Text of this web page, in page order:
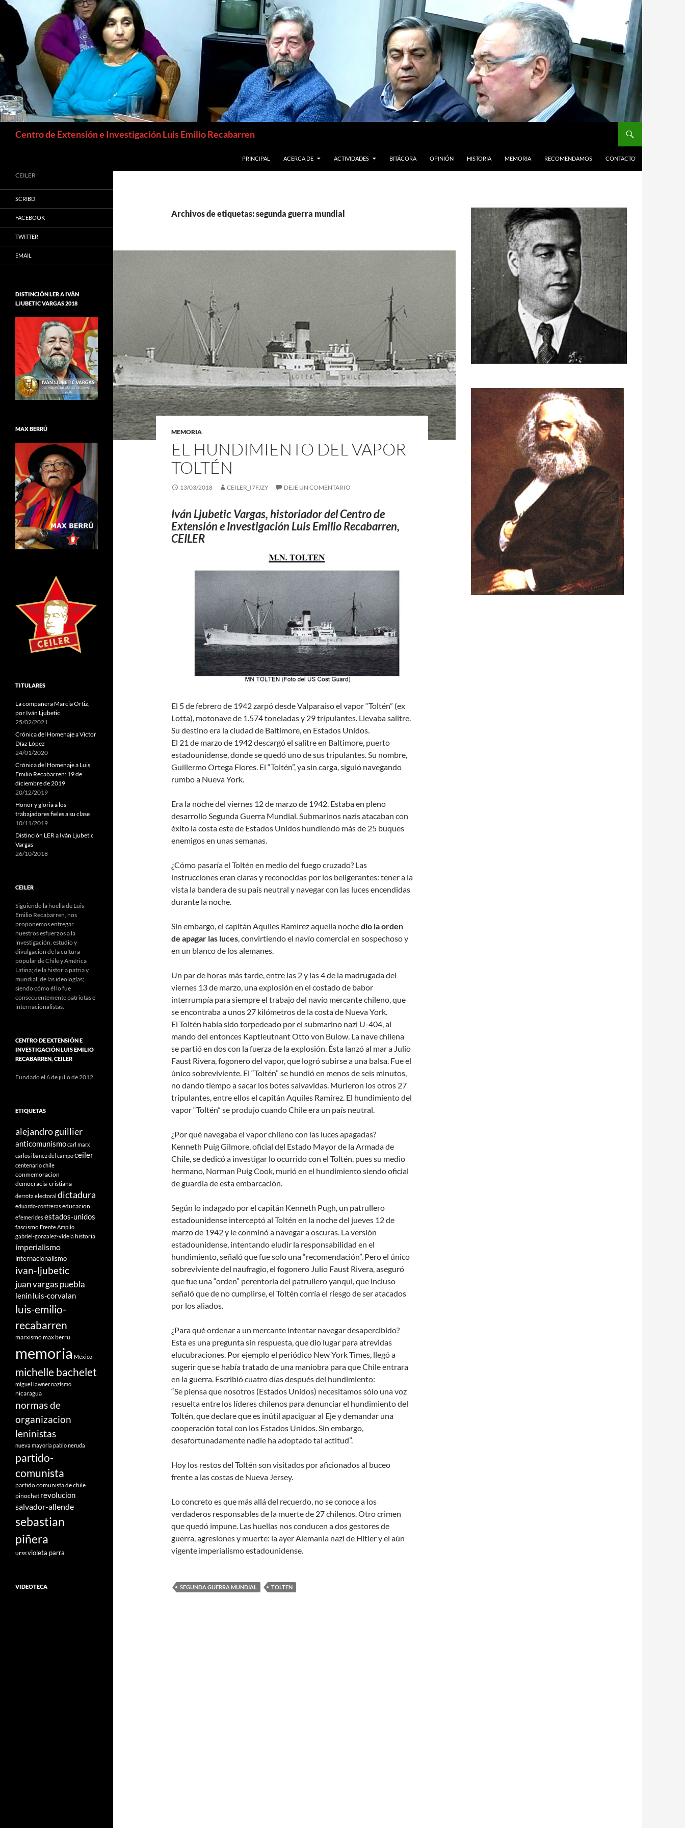
Centro de Extensión e Investigación Luis Emilio Recabarren
PRINCIPAL
ACERCA DE ACTIVIDADES BITÁCORA OPINIÓN HISTORIA MEMORIA RECOMENDAMOS CONTACTO
Archivos de etiquetas: segunda guerra mundial
MEMORIA
EL HUNDIMIENTO DEL VAPOR
TOLTÉN
13/03/2018 CEILER_I7FJZY DEJE UN COMENTARIO
Iván Ljubetic Vargas, historiador del Centro de
Extensión e Investigación Luis Emilio Recabarren,
CEILER
El 5 de febrero de 1942 zarpó desde Valparaíso el vapor “Toltén” (ex
Lotta), motonave de 1.574 toneladas y 29 tripulantes. Llevaba salitre.
Su destino era la ciudad de Baltimore, en Estados Unidos.
El 21 de marzo de 1942 descargó el salitre en Baltimore, puerto
estadounidense, donde se quedó uno de sus tripulantes. Su nombre,
Guillermo Ortega Flores. El “Toltén”, ya sin carga, siguió navegando
rumbo a Nueva York.
Era la noche del viernes 12 de marzo de 1942. Estaba en pleno
desarrollo Segunda Guerra Mundial. Submarinos nazis atacaban con
éxito la costa este de Estados Unidos hundiendo más de 25 buques
enemigos en unas semanas.
¿Cómo pasaría el Toltén en medio del fuego cruzado? Las
instrucciones eran claras y reconocidas por los beligerantes: tener a la
vista la bandera de su país neutral y navegar con las luces encendidas
durante la noche.
Sin embargo, el capitán Aquiles Ramírez aquella nochedio la orden
de apagar las luces, convirtiendo el navío comercial en sospechoso y
en un blanco de los alemanes.
Un par de horas más tarde, entre las 2 y las 4 de la madrugada del
viernes 13 de marzo, una explosión en el costado de babor
interrumpía para siempre el trabajo del navío mercante chileno, que
se encontraba a unos 27 kilómetros de la costa de Nueva York.
El Toltén había sido torpedeado por el submarino nazi U-404, al
mando del entonces Kaptleutnant Otto von Bulow. La nave chilena
se partió en dos con la fuerza de la explosión. Ésta lanzó al mar a Julio
Faust Rivera, fogonero del vapor, que logró subirse a una balsa. Fue el
único sobreviviente. El “Toltén” se hundió en menos de seis minutos,
no dando tiempo a sacar los botes salvavidas. Murieron los otros 27
tripulantes, entre ellos el capitán Aquiles Ramírez. El hundimiento del
vapor “Toltén” se produjo cuando Chile era un país neutral.
¿Por qué navegaba el vapor chileno con las luces apagadas?
Kenneth Puig Gilmore, oficial del Estado Mayor de la Armada de
Chile, se dedicó a investigar lo ocurrido con el Toltén, pues su medio
hermano, Norman Puig Cook, murió en el hundimiento siendo oficial
de guardia de esta embarcación.
Según lo indagado por el capitán Kenneth Pugh, un patrullero
estadounidense interceptó al Toltén en la noche del jueves 12 de
marzo de 1942 y le conminó a navegar a oscuras. La versión
estadounidense, intentando eludir la responsabilidad en el
hundimiento, señaló que fue solo una “recomendación”. Pero el único
sobreviviente del naufragio, el fogonero Julio Faust Rivera, aseguró
que fue una “orden” perentoria del patrullero yanqui, que incluso
señaló que de no cumplirse, el Toltén corría el riesgo de ser atacados
por los aliados.
¿Para qué ordenar a un mercante intentar navegar desapercibido?
Esta es una pregunta sin respuesta, que dio lugar para atrevidas
elucubraciones. Por ejemplo el periódico New York Times, llegó a
sugerir que se había tratado de una maniobra para que Chile entrara
en la guerra. Escribió cuatro días después del hundimiento:
“Se piensa que nosotros (Estados Unidos) necesitamos sólo una voz
resuelta entre los líderes chilenos para denunciar el hundimiento del
Toltén, que declare que es inútil apaciguar al Eje y demandar una
cooperación total con los Estados Unidos. Sin embargo,
desafortunadamente nadie ha adoptado tal actitud”.
Hoy los restos del Toltén son visitados por aficionados al buceo
frente a las costas de Nueva Jersey.
Lo concreto es que más allá del recuerdo, no se conoce a los
verdaderos responsables de la muerte de 27 chilenos. Otro crimen
que quedó impune. Las huellas nos conducen a dos gestores de
guerra, agresiones y muerte: la ayer Alemania nazi de Hitler y el aún
vigente imperialismo estadounidense.
SEGUNDA GUERRA MUNDIAL TOLTEN
CEILER
SCRIBD
FACEBOOK
TWITTER
EMAIL
DISTINCIÓN LER A IVÁN
LJUBETIC VARGAS 2018
MAX BERRÚ
TITULARES
La compañera Marcia Ortiz,
por Iván Ljubetic
25/02/2021
Crónica del Homenaje a Víctor
Díaz López
24/01/2020
Crónica del Homenaje a Luis
Emilio Recabarren: 19 de
diciembre de 2019
20/12/2019
Honor y gloria a los
trabajadores fieles a su clase
10/11/2019
Distinción LER a Iván Ljubetic
Vargas
26/10/2018
CEILER
Siguiendo la huella de Luis
Emilio Recabarren, nos
proponemos entregar
nuestros esfuerzos a la
investigación, estudio y
divulgación de la cultura
popular de Chile y América
Latina; de la historia patria y
mundial; de las ideologías;
siendo cómo él lo fue
consecuentemente patriotas e
internacionalistas.
CENTRO DE EXTENSIÓN E
INVESTIGACIÓN LUIS EMILIO
RECABARREN, CEILER
Fundado el 6 de julio de 2012.
ETIQUETAS
alejandro guillier
anticomunismocarl marx
carlos ibañez del campoceiler
centenariochile
conmemoracion
democracia-cristiana
derrota electoral dictadura
eduardo-contreraseducacion
efemeridesestados-unidos
fascismo Frente Amplio
gabriel-gonzalez-videla historia
imperialismo
internacionalismo
ivan-ljubetic
juan vargas puebla
leninluis-corvalan
luis-emilio-
recabarren
marxismomax berru
memoria Mexico
michelle bachelet
miguel lawnernazismo
nicaragua
normas de
organizacion
leninistas
nueva mayoria pablo neruda
partido-
comunista
partido comunista de chile
pinochet revolucion
salvador-allende
sebastian
piñera
urssvioleta parra
VIDEOTECA